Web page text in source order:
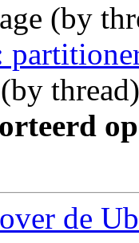
(by
(by
de